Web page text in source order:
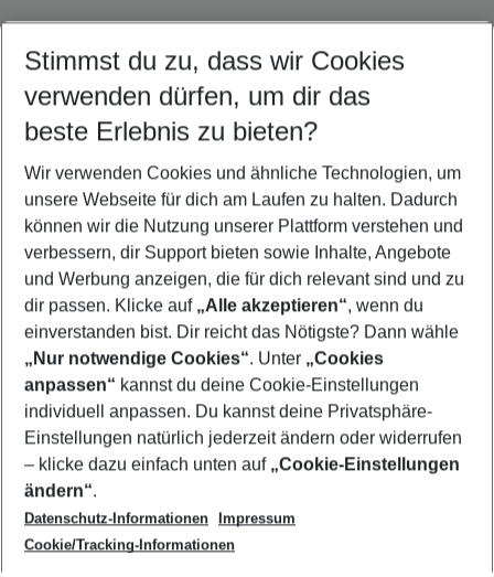
Quicklinks
Pauschalreisen Cesme
Flug & Hotel Cesme
Familienurlaub Cesme
Frübucher Angebote Cesme für 2026
Last Minute Cesme
Footer
Footer navigation
Über uns
AGB
Bestpreisgarantie
Cookie-Einstellungen ändern
Cookie-Richtlinie
Agenturbetreuung
Barrierefreies Reisen
Folge uns
Stimmst du zu, dass wir Cookies
verwenden dürfen, um dir das
beste Erlebnis zu bieten?
Wir verwenden Cookies und ähnliche Technologien, um
unsere Webseite für dich am Laufen zu halten. Dadurch
können wir die Nutzung unserer Plattform verstehen und
verbessern, dir Support bieten sowie Inhalte, Angebote
und Werbung anzeigen, die für dich relevant sind und zu
dir passen. Klicke auf „Alle akzeptieren“, wenn du
einverstanden bist. Dir reicht das Nötigste? Dann wähle
„Nur notwendige Cookies“. Unter „Cookies
anpassen“ kannst du deine Cookie-Einstellungen
individuell anpassen. Du kannst deine Privatsphäre-
Einstellungen natürlich jederzeit ändern oder widerrufen
– klicke dazu einfach unten auf „Cookie-Einstellungen
ändern“.
Datenschutz-Informationen
Impressum
Cookie/Tracking-Informationen